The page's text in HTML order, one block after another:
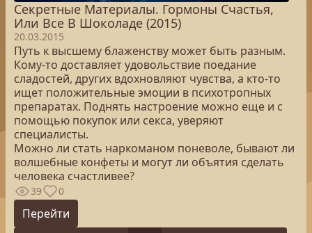
Секретные Материалы. Гормоны Счастья,
Или Все В Шоколаде (2015)
20.03.2015
Путь к высшему блаженству может быть разным.
Кому-то доставляет удовольствие поедание
сладостей, других вдохновляют чувства, а кто-то
ищет положительные эмоции в психотропных
препаратах. Поднять настроение можно еще и с
помощью покупок или секса, уверяют
специалисты.
Можно ли стать наркоманом поневоле, бывают ли
волшебные конфеты и могут ли объятия сделать
человека счастливее?
39 0
Перейти